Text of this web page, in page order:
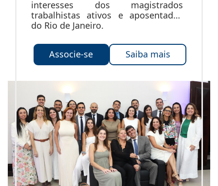
interesses dos magistrados
trabalhistas ativos e aposentados
do Rio de Janeiro.
Associe-se Saiba mais